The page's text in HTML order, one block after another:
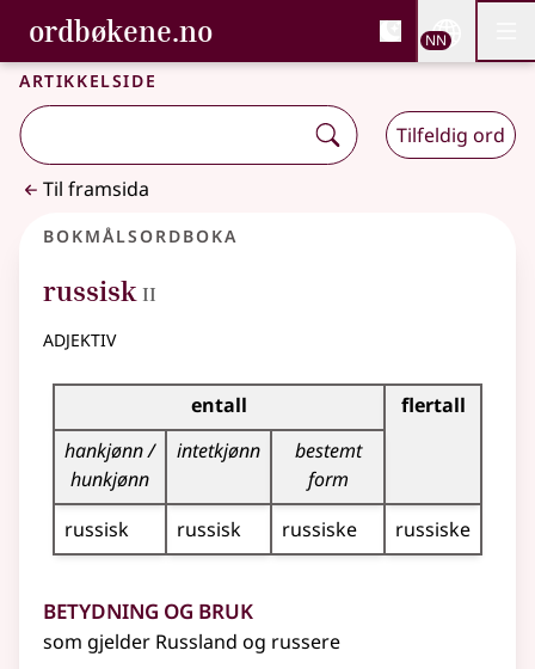
Gå til hovudinnhald
Tilgjenge
ordbøkene.no, Bokmålsordboka og
Bokmålsordboka og Nynorskordboka
NN
Artikkelside
Tilfeldig ord
Til framsida
Bokmålsordboka
russisk 2
II
adjektiv
Bøyingstabell for dette adjektivet
entall
flertall
hankjønn /
hunkjønn
intetkjønn
bestemt
form
russisk
russisk russiske russiske
Betydning og bruk
som gjelder Russland og russere